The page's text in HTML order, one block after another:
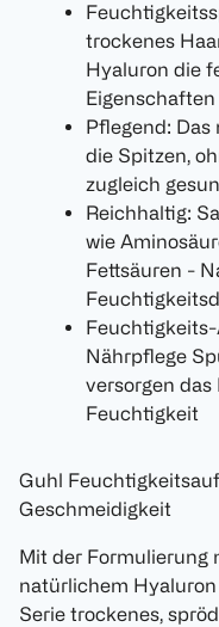
trockenes
Hyaluron die
Pflegend:
die Spitzen,
zugleich
Reichhaltig:
wie
Fettsäuren -
Nährpflege
versorgen das
Feuchtigkeit
Guhl
Geschmeidigkeit
Mit der Formulierung
natürlichem
Serie trockenes,